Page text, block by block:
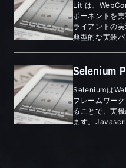
Lit は、
ポーネントを
ライアントの
典型的な実装
Selenium
Seleniumは
フレームワー
ることで、実
ます。